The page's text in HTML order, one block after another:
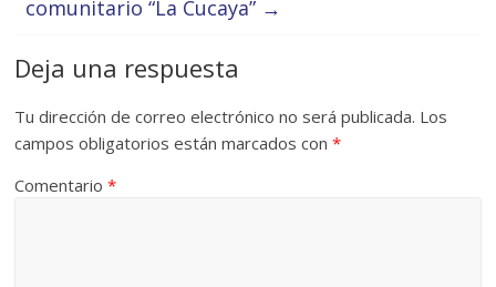
comunitario “La Cucaya” →
Deja una respuesta
Tu dirección de correo electrónico no será publicada. Los
campos obligatorios están marcados con*
Comentario*